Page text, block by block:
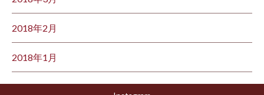
2018年2月
2018年1月